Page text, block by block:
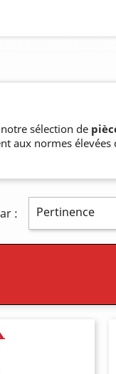
sélection de
aux normes
: Pertinence